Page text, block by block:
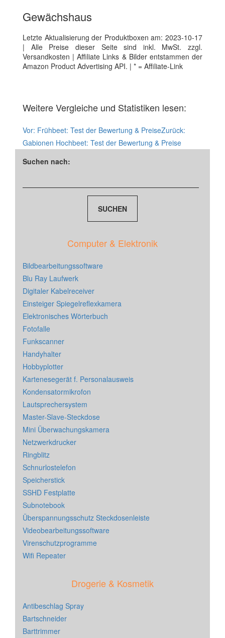
Gewächshaus
Letzte Aktualisierung der Produktboxen am: 2023-10-17
| Alle Preise dieser Seite sind inkl. MwSt. zzgl.
Versandkosten | Affiliate Links & Bilder entstammen der
Amazon Product Advertising API. | * = Affiliate-Link
Weitere Vergleiche und Statistiken lesen:
Vor: Frühbeet: Test der Bewertung & PreiseZurück:
Gabionen Hochbeet: Test der Bewertung & Preise
Suchen nach:
Computer & Elektronik
Bildbearbeitungssoftware
Blu Ray Laufwerk
Digitaler Kabelreceiver
Einsteiger Spiegelreflexkamera
Elektronisches Wörterbuch
Fotofalle
Funkscanner
Handyhalter
Hobbyplotter
Kartenesegerät f. Personalausweis
Kondensatormikrofon
Lautsprechersystem
Master-Slave-Steckdose
Mini Überwachungskamera
Netzwerkdrucker
Ringblitz
Schnurlostelefon
Speicherstick
SSHD Festplatte
Subnotebook
Überspannungsschutz Steckdosenleiste
Videobearbeitungssoftware
Virenschutzprogramme
Wifi Repeater
Drogerie & Kosmetik
Antibeschlag Spray
Bartschneider
Barttrimmer